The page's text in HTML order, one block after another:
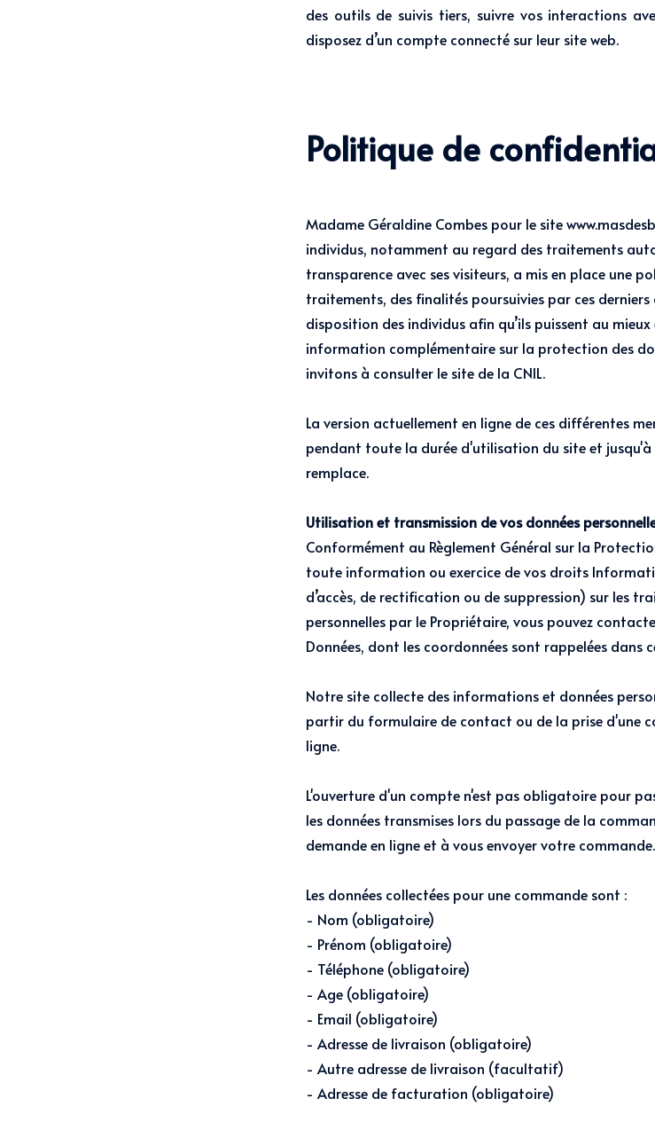
des outils de suivis tiers, suivre vos interactions
disposez d’un compte connecté sur leur site web.
Politique de
Madame Géraldine Combes pour le site
individus, notamment au regard des traitements
transparence avec ses visiteurs, a mis en place une
traitements, des finalités poursuivies par ces derniers
disposition des individus afin qu’ils puissent au
information complémentaire sur la protection des
invitons à consulter le site de la CNIL.
La version actuellement en ligne de ces différentes
pendant toute la durée d'utilisation du site et jusqu'à
remplace.
Utilisation et transmission de vos données
Conformément au Règlement Général sur la
toute information ou exercice de vos droits
d’accès, de rectification ou de suppression) sur les
personnelles par le Propriétaire, vous pouvez
Données, dont les coordonnées sont rappelées dans
Notre site collecte des informations et données
partir du formulaire de contact ou de la prise d'une
ligne.
L'ouverture d'un compte n'est pas obligatoire pour
les données transmises lors du passage de la
demande en ligne et à vous envoyer votre commande.
Les données collectées pour une commande sont :
- Nom (obligatoire)
- Prénom (obligatoire)
- Téléphone (obligatoire)
- Age (obligatoire)
- Email (obligatoire)
- Adresse de livraison (obligatoire)
- Autre adresse de livraison (facultatif)
- Adresse de facturation (obligatoire)